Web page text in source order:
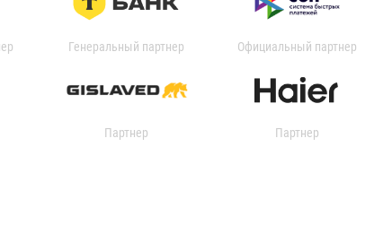
Генеральный партнер Официальный партнер
Партнер Партнер